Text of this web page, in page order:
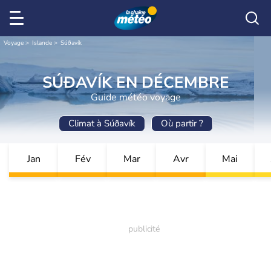
Voyage Islande Súðavík
SÚÐAVÍK EN DÉCEMBRE
Guide météo voyage
Climat à Súðavík Où partir ?
Jan Fév Mar Avr Mai